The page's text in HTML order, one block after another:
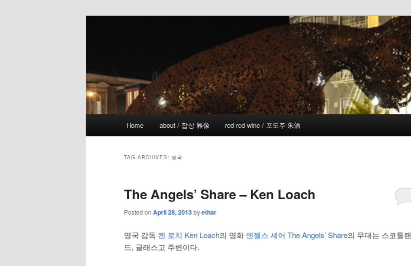
Home about / 잡상 雜像 red red wine / 포도주 朱酒
TAG ARCHIVES: 영국
The Angels’ Share – Ken Loach
Posted on April 28, 2013byethar
영국 감독 켄 로치 Ken Loach의 영화 앤젤스 셰어 The Angels’ Share의 무대는 스코틀랜
드, 글래스고 주변이다.